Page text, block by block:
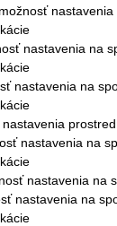
nastavenia
nastavenia na
nastavenia na
nastavenia na
nastavenia na
nastavenia na